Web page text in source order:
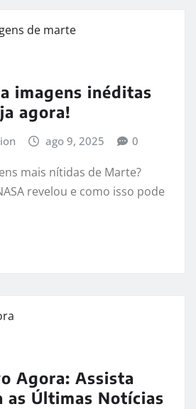
imagens inéditas
agora!
ago 9, 2025 0
mais nítidas de Marte?
revelou e como isso pode
Agora: Assista
as Últimas Notícias